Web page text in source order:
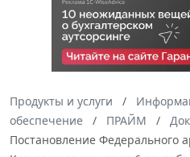
Продукты и услуги
обеспечение
ПРАЙМ
Постановление Федерального